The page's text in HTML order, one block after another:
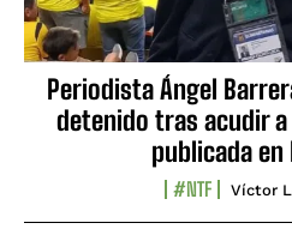
Periodista Ángel
detenido tras acudir
publicada en
#NTF Víctor